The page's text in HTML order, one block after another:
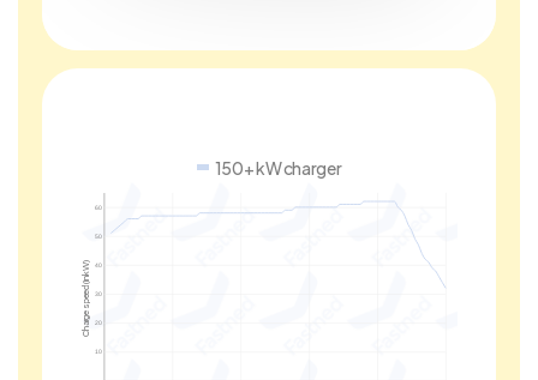
150+ kW charger
10
20
30
40
50
60
Charge speed (in kW)